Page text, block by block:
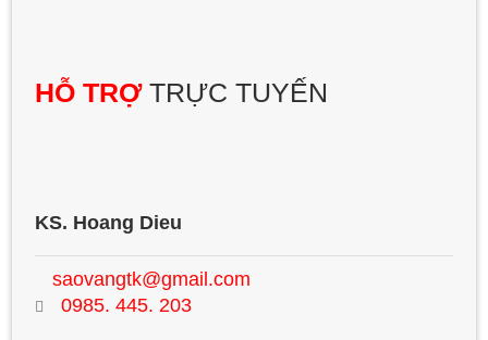
HỖ TRỢTRỰC TUYẾN
KS. Hoang Dieu
saovangtk@gmail.com
0985. 445. 203